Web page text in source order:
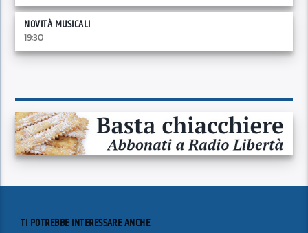
NOVITÀ MUSICALI
19:30
TI POTREBBE INTERESSARE ANCHE